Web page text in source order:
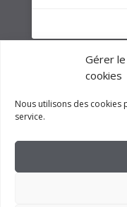
Gérer
cookies
Nous utilisons des
service.